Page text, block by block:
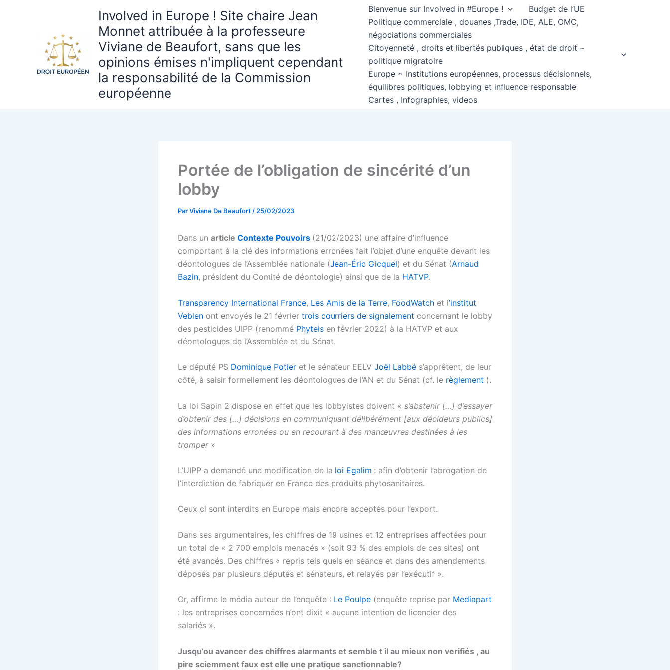
Involved in Europe ! Site chaire Jean
Monnet attribuée à la professeure
Viviane de Beaufort, sans que les
opinions émises n'impliquent cependant
la responsabilité de la Commission
européenne
Bienvenue sur Involved in #Europe !
Budget de l’UE
Politique commerciale , douanes ,Trade, IDE, ALE, OMC,
négociations commerciales
Citoyenneté , droits et libertés publiques , état de droit ~
politique migratoire
Europe ~ Institutions européennes, processus décisionnels,
équilibres politiques, lobbying et influence responsable
Cartes , Infographies, videos
Portée de l’obligation de sincérité d’un
lobby
ParViviane De Beaufort / 25/02/2023
Dans un article Contexte Pouvoirs (21/02/2023) une affaire d’influence
comportant à la clé des informations erronées fait l’objet d’une enquête devant les
déontologues de l’Assemblée nationale (Jean-Éric Gicquel) et du Sénat (Arnaud
Bazin, président du Comité de déontologie) ainsi que de la HATVP.
Transparency International France, Les Amis de la Terre, FoodWatch et l’institut
Veblen ont envoyés le 21 février trois courriers de signalement concernant le lobby
des pesticides UIPP (renommé Phyteis en février 2022) à la HATVP et aux
déontologues de l’Assemblée et du Sénat.
Le député PS Dominique Potier et le sénateur EELV Joël Labbé s’apprêtent, de leur
côté, à saisir formellement les déontologues de l’AN et du Sénat (cf. le règlement ).
La loi Sapin 2 dispose en effet que les lobbyistes doivent « s’abstenir […] d’essayer
d’obtenir des […] décisions en communiquant délibérément [aux décideurs publics]
des informations erronées ou en recourant à des manœuvres destinées à les
tromper»
L’UIPP a demandé une modification de la loi Egalim : afin d’obtenir l’abrogation de
l’interdiction de fabriquer en France des produits phytosanitaires.
Ceux ci sont interdits en Europe mais encore acceptés pour l’export.
Dans ses argumentaires, les chiffres de 19 usines et 12 entreprises affectées pour
un total de « 2 700 emplois menacés » (soit 93 % des emplois de ces sites) ont
été avancés. Des chiffres « repris tels quels en séance et dans des amendements
déposés par plusieurs députés et sénateurs, et relayés par l’exécutif ».
Or, affirme le média auteur de l’enquête : Le Poulpe (enquête reprise par Mediapart
: les entreprises concernées n’ont dixit « aucune intention de licencier des
salariés ».
Jusqu’ou avancer des chiffres alarmants et semble t il au mieux non verifiés , au
pire sciemment faux est elle une pratique sanctionnable?